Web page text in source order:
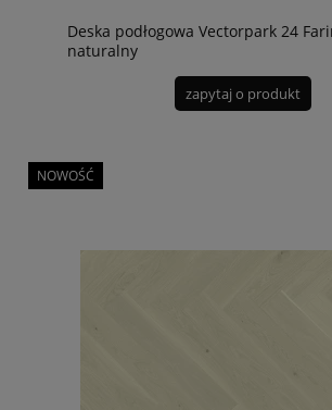
Deska podłogowa Vectorpark 24
naturalny
zapytaj o produkt
NOWOŚĆ